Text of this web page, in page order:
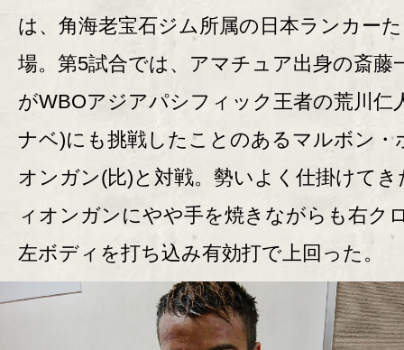
は、角海老宝石ジム所属の日本ランカー
場。第5試合では、アマチュア出身の斎藤
がWBOアジアパシフィック王者の荒川仁
ナベ)にも挑戦したことのあるマルボン・
オンガン(比)と対戦。勢いよく仕掛けてき
ィオンガンにやや手を焼きながらも右ク
左ボディを打ち込み有効打で上回った。